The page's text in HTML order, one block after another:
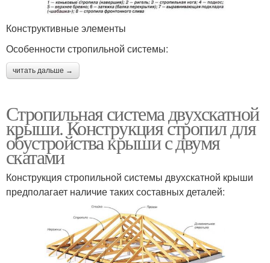
Конструктивные элементы
Особенности стропильной системы:
читать дальше →
Стропильная система двухскатной
крыши. Конструкция стропил для
обустройства крыши с двумя
скатами
Конструкция стропильной системы двухскатной крыши
предполагает наличие таких составных деталей: